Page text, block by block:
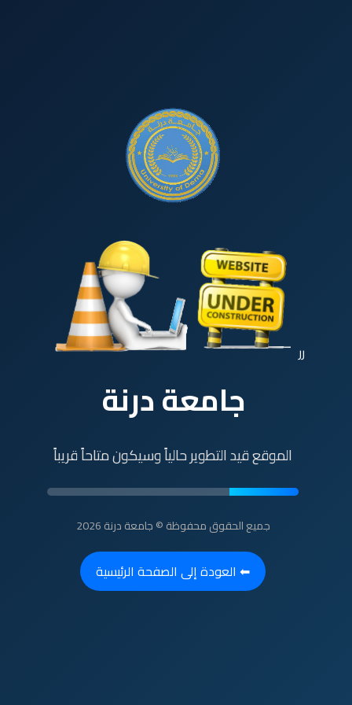
رر
جامعة درنة
الموقع قيد التطوير حالياً وسيكون متاحاً قريباً
جميع الحقوق محفوظة © جامعة درنة 2026
⬅ العودة إلى الصفحة الرئيسية